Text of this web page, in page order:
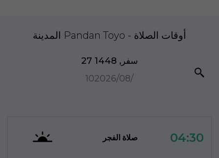
المدينة Pandan Toyo - أوقات الصلاة
27 سفر, 1448
10‏/08‏/2026
صلاة الفجر 04:30